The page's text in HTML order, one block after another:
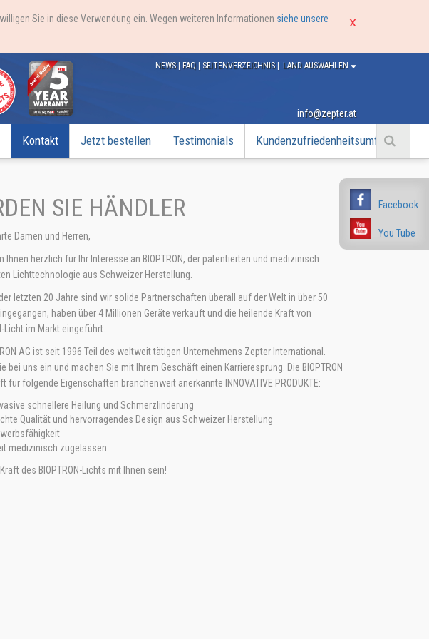
Sie in diese Verwendung ein. Wegen weiteren Informationen siehe unsere
Facebook
You Tube
LAND AUSWÄHLEN
NEWS | FAQ | SEITENVERZEICHNIS |
info@zepter.at
Kontakt Jetzt bestellen Testimonials Kundenzufriedenheitsumfrage
SIE HÄNDLER
Damen und Herren,
Ihnen herzlich für Ihr Interesse an BIOPTRON, der patentierten und medizinisch
Lichttechnologie aus Schweizer Herstellung.
letzten 20 Jahre sind wir solide Partnerschaften überall auf der Welt in über 50
haben über 4 Millionen Geräte verkauft und die heilende Kraft von
Licht im Markt eingeführt.
AG ist seit 1996 Teil des weltweit tätigen Unternehmens Zepter International.
bei uns ein und machen Sie mit Ihrem Geschäft einen Karrieresprung. Die BIOPTRON
für folgende Eigenschaften branchenweit anerkannte INNOVATIVE PRODUKTE:
schnellere Heilung und Schmerzlinderung
Qualität und hervorragendes Design aus Schweizer Herstellung
medizinisch zugelassen
des BIOPTRON-Lichts mit Ihnen sein!